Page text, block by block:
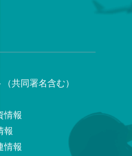
共同署名含む）
情報
報
情報